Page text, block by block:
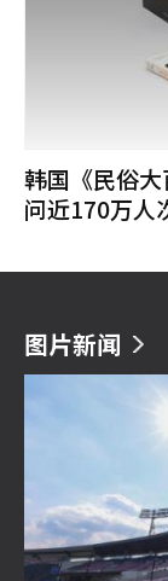
韩国《民俗
问近170万人
图片新闻